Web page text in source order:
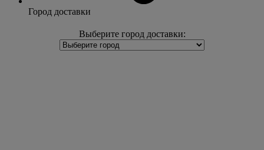
Город доставки
Выберите город доставки: